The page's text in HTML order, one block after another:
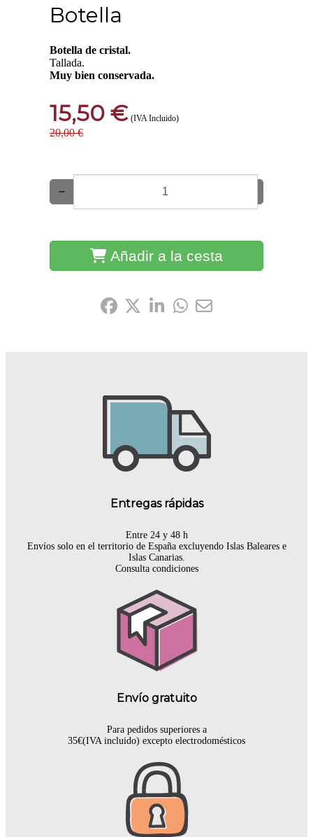
Botella
Botella de cristal.
Tallada.
Muy bien conservada.
15,50 € (IVA Incluido)
20,00 €
−
Añadir a la cesta
Entregas rápidas
Entre 24 y 48 h
Envíos solo en el territorio de España excluyendo Islas Baleares e
Islas Canarias.
Consulta condiciones
Envío gratuito
Para pedidos superiores a
35€(IVA incluido) excepto electrodomésticos